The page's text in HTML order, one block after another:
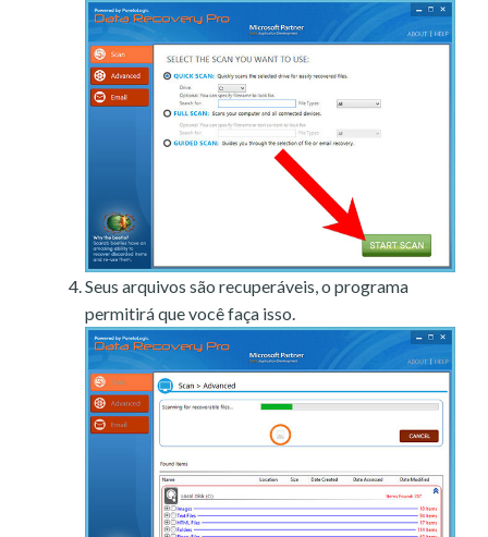
Seus arquivos são recuperáveis, o programa
permitirá que você faça isso.